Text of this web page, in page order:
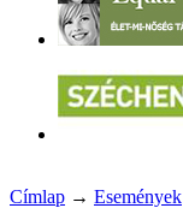
Címlap → Események